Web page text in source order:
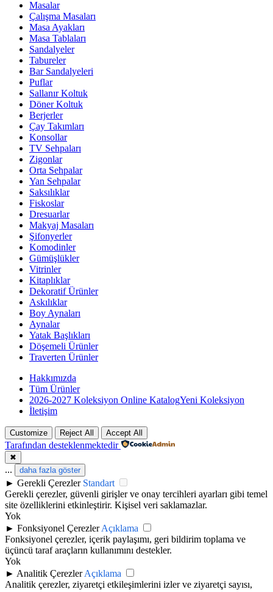
Masalar
Çalışma Masaları
Masa Ayakları
Masa Tablaları
Sandalyeler
Tabureler
Bar Sandalyeleri
Puflar
Sallanır Koltuk
Döner Koltuk
Berjerler
Çay Takımları
Konsollar
TV Sehpaları
Zigonlar
Orta Sehpalar
Yan Sehpalar
Saksılıklar
Fiskoslar
Dresuarlar
Makyaj Masaları
Şifonyerler
Komodinler
Gümüşlükler
Vitrinler
Kitaplıklar
Dekoratif Ürünler
Askılıklar
Boy Aynaları
Aynalar
Yatak Başlıkları
Döşemeli Ürünler
Traverten Ürünler
Hakkımızda
Tüm Ürünler
2026-2027 Koleksiyon Online KatalogYeni Koleksiyon
İletişim
Customize Reject All Accept All
Tarafından desteklenmektedir
✖
... daha fazla göster
► Gerekli Çerezler Standart
Gerekli çerezler, güvenli girişler ve onay tercihleri ayarları gibi temel
site özelliklerini etkinleştirir. Kişisel veri saklamazlar.
Yok
► Fonksiyonel Çerezler Açıklama
Fonksiyonel çerezler, içerik paylaşımı, geri bildirim toplama ve
üçüncü taraf araçların kullanımını destekler.
Yok
► Analitik Çerezler Açıklama
Analitik çerezler, ziyaretçi etkileşimlerini izler ve ziyaretçi sayısı,